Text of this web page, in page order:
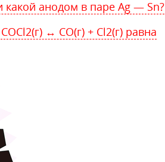
какой анодом в паре Ag — Sn?
↔ CO(г) + Cl2(г) равна